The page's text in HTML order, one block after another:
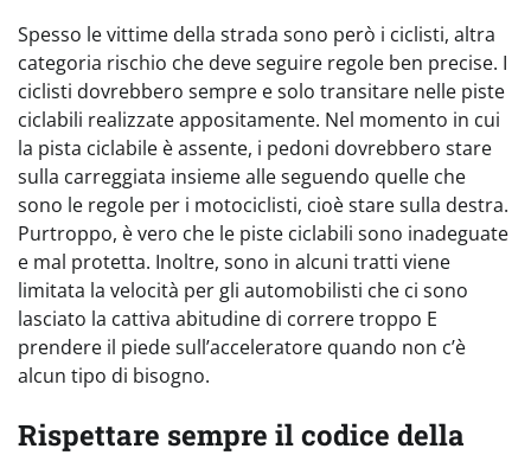
Spesso le vittime della strada sono però i ciclisti, altra
categoria rischio che deve seguire regole ben precise. I
ciclisti dovrebbero sempre e solo transitare nelle piste
ciclabili realizzate appositamente. Nel momento in cui
la pista ciclabile è assente, i pedoni dovrebbero stare
sulla carreggiata insieme alle seguendo quelle che
sono le regole per i motociclisti, cioè stare sulla destra.
Purtroppo, è vero che le piste ciclabili sono inadeguate
e mal protetta. Inoltre, sono in alcuni tratti viene
limitata la velocità per gli automobilisti che ci sono
lasciato la cattiva abitudine di correre troppo E
prendere il piede sull’acceleratore quando non c’è
alcun tipo di bisogno.
Rispettare sempre il codice della